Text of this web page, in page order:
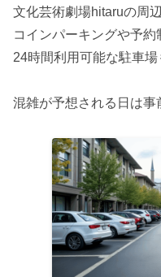
文化芸術劇場hitaruの周
コインパーキングや予
24時間利用可能な駐車場
混雑が予想される日は事